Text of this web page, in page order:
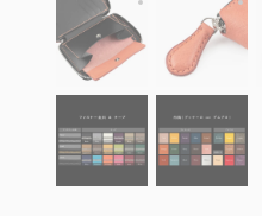
外装（ミネル